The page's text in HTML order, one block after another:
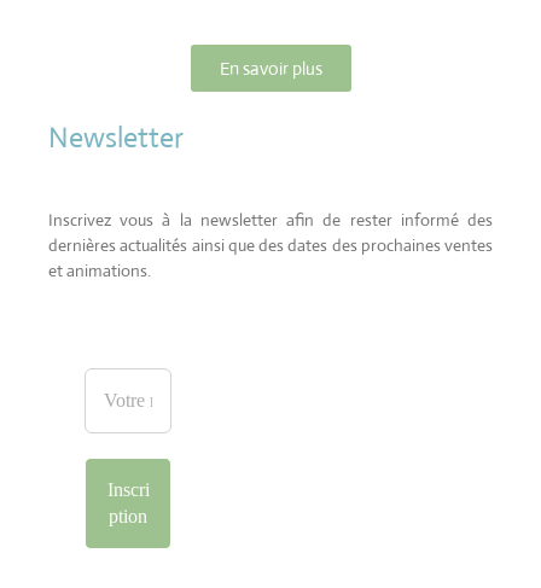
En savoir plus
Newsletter
Inscrivez vous à la newsletter afin de rester informé des
dernières actualités ainsi que des dates des prochaines ventes
et animations.